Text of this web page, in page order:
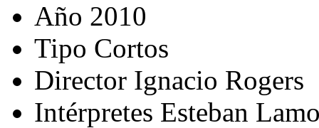
Año 2010
Tipo Cortos
Director Ignacio Rogers
Intérpretes Esteban